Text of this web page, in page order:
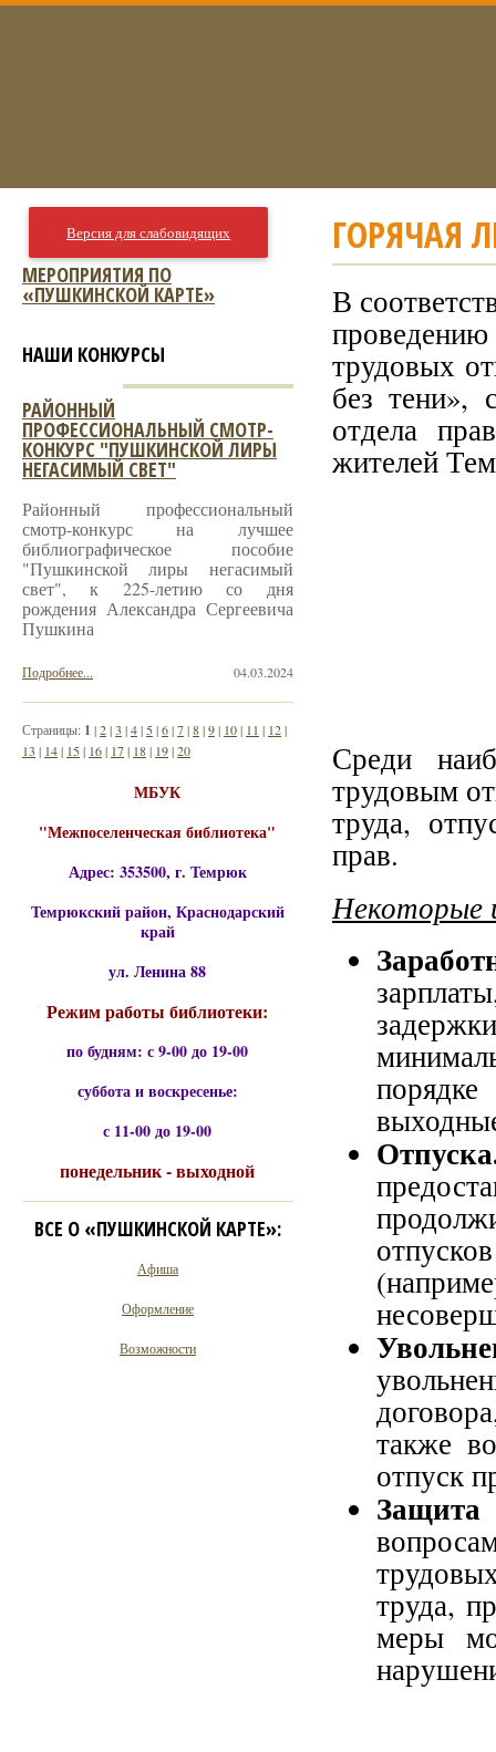
ГОРЯЧАЯ
В
проведению
трудовых
без тени»,
отдела
жителей
Среди
трудовым
труда,
прав.
Некоторые
также
отпуск
Защита
труда,
меры
Версия для слабовидящих
МЕРОПРИЯТИЯ ПО
«ПУШКИНСКОЙ КАРТЕ»
НАШИ КОНКУРСЫ
РАЙОННЫЙ
ПРОФЕССИОНАЛЬНЫЙ СМОТР-
КОНКУРС "ПУШКИНСКОЙ ЛИРЫ
НЕГАСИМЫЙ СВЕТ"
Районный профессиональный
смотр-конкурс на лучшее
библиографическое пособие
"Пушкинской лиры негасимый
свет", к 225-летию со дня
рождения Александра Сергеевича
Пушкина
04.03.2024
Подробнее...
Страницы: 1 |2|3 |4| 5|6|7|8|9| 10| 11 | 12|
13 | 14| 15| 16| 17| 18| 19|20
МБУК
"Межпоселенческая библиотека"
Адрес: 353500, г. Темрюк
Темрюкский район, Краснодарский
край
ул. Ленина 88
Режим работы библиотеки:
по будням: с 9-00 до 19-00
суббота и воскресенье:
с 11-00 до 19-00
понедельник - выходной
ВСЕ О «ПУШКИНСКОЙ КАРТЕ»:
Афиша
Оформление
Возможности